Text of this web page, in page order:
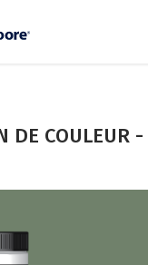
DE COULEUR -